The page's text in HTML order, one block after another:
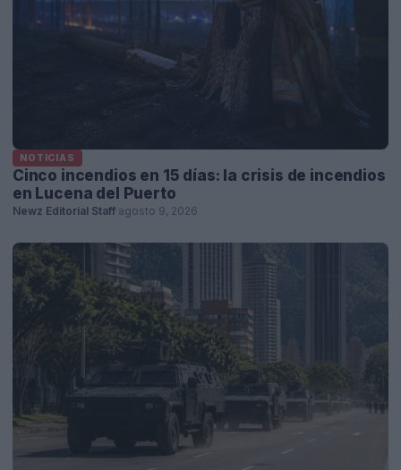
NOTICIAS
Cinco incendios en 15 días: la crisis de incendios
en Lucena del Puerto
Newz Editorial Staff agosto 9, 2026